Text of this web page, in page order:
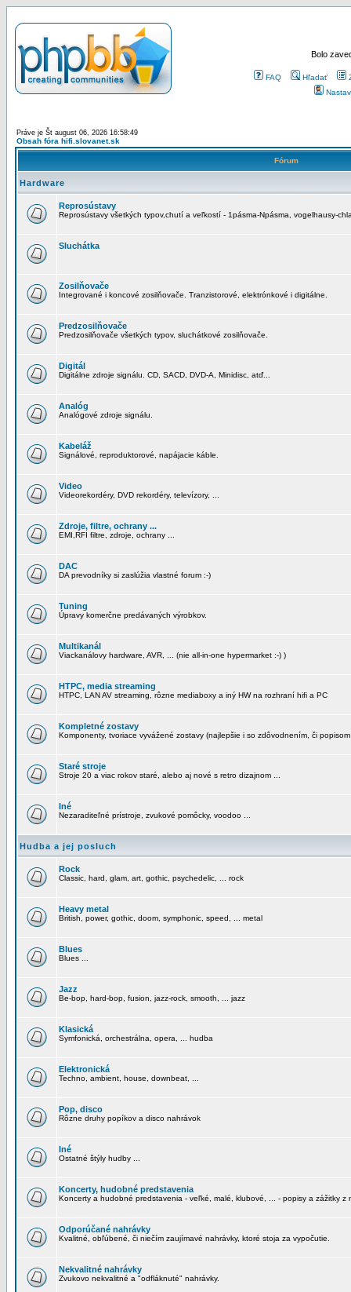
Bolo
FAQ Hľadať
Práve je Št august 06, 2026 16:58:49
Obsah fóra hifi.slovanet.sk
Fórum
Hardware
Reprosústavy
Reprosústavy všetkých typov,chutí a veľkostí - 1pásma-Npásma, vogelhausy-
Sluchátka
Zosilňovače
Integrované i koncové zosilňovače. Tranzistorové, elektrónkové i digitálne.
Predzosilňovače
Predzosilňovače všetkých typov, sluchátkové zosilňovače.
Digitál
Digitálne zdroje signálu. CD, SACD, DVD-A, Minidisc, atď...
Analóg
Analógové zdroje signálu.
Kabeláž
Signálové, reproduktorové, napájacie káble.
Video
Videorekordéry, DVD rekordéry, televízory, ...
Zdroje, filtre, ochrany ...
EMI,RFI filtre, zdroje, ochrany ...
DAC
DA prevodníky si zaslúžia vlastné forum :-)
Tuning
Úpravy komerčne predávaných výrobkov.
Multikanál
Viackanálovy hardware, AVR, ... (nie all-in-one hypermarket :-) )
HTPC, media streaming
HTPC, LAN AV streaming, rôzne mediaboxy a iný HW na rozhraní hifi a PC
Kompletné zostavy
Komponenty, tvoriace vyvážené zostavy (najlepšie i so zdôvodnením, či
Staré stroje
Stroje 20 a viac rokov staré, alebo aj nové s retro dizajnom ...
Iné
Nezaraditeľné prístroje, zvukové pomôcky, voodoo ...
Hudba a jej posluch
Rock
Classic, hard, glam, art, gothic, psychedelic, ... rock
Heavy metal
British, power, gothic, doom, symphonic, speed, ... metal
Blues
Blues ...
Jazz
Be-bop, hard-bop, fusion, jazz-rock, smooth, ... jazz
Klasická
Symfonická, orchestrálna, opera, ... hudba
Elektronická
Techno, ambient, house, downbeat, ...
Pop, disco
Rôzne druhy popíkov a disco nahrávok
Iné
Ostatné štýly hudby ...
Koncerty, hudobné predstavenia
Koncerty a hudobné predstavenia - veľké, malé, klubové, ... - popisy a zážitky z
Odporúčané nahrávky
Kvalitné, obľúbené, či niečím zaujímavé nahrávky, ktoré stoja za vypočutie.
Nekvalitné nahrávky
Zvukovo nekvalitné a "odfláknuté" nahrávky.